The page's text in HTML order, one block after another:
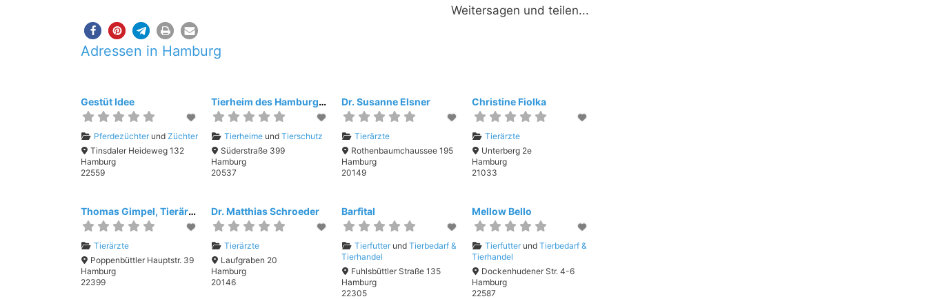
Weitersagen und teilen...
Adressen in Hamburg
Gestüt Idee
Pferdezüchterund Züchter
Tinsdaler Heideweg 132
Hamburg
22559
Tierheim des Hamburger Tierschutz- verein von 1841
Tierheimeund Tierschutz
Süderstraße 399
Hamburg
20537
Dr. Susanne Elsner
Tierärzte
Rothenbaumchaussee 195
Hamburg
20149
Christine Fiolka
Tierärzte
Unterberg 2e
Hamburg
21033
Thomas Gimpel, Tierärztl. Praxis – Kleintiere
Tierärzte
Poppenbüttler Hauptstr. 39
Hamburg
22399
Dr. Matthias Schroeder
Tierärzte
Laufgraben 20
Hamburg
20146
Barfital
Tierfutterund Tierbedarf &
Tierhandel
Fuhlsbüttler Straße 135
Hamburg
22305
Mellow Bello
Tierfutterund Tierbedarf &
Tierhandel
Dockenhudener Str. 4-6
Hamburg
22587